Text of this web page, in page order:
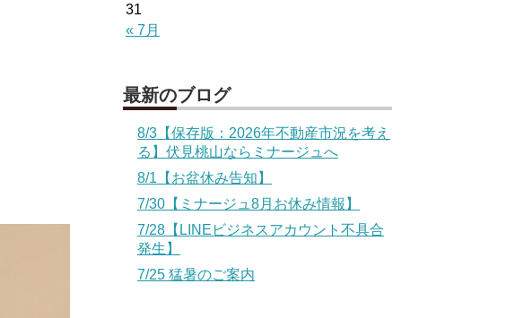
« 7月
31
最新のブログ
8/3【保存版：2026年不動産市況を考え
る】伏見桃山ならミナージュへ
8/1【お盆休み告知】
7/30【ミナージュ8月お休み情報】
7/28【LINEビジネスアカウント不具合
発生】
7/25 猛暑のご案内